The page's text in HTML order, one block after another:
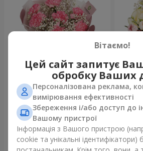
Букет "Королева
Карибського моря"
1 374 грн
Замовити
Квіти
Вітаємо!
Цей сайт запитує
обробку Ваших
Персоналізована реклама,
вимірювання ефективності
Збереження і/або доступ до
Вашому пристрої
Інформація з Вашого пристрою
cookie та унікальні ідентифікатори)